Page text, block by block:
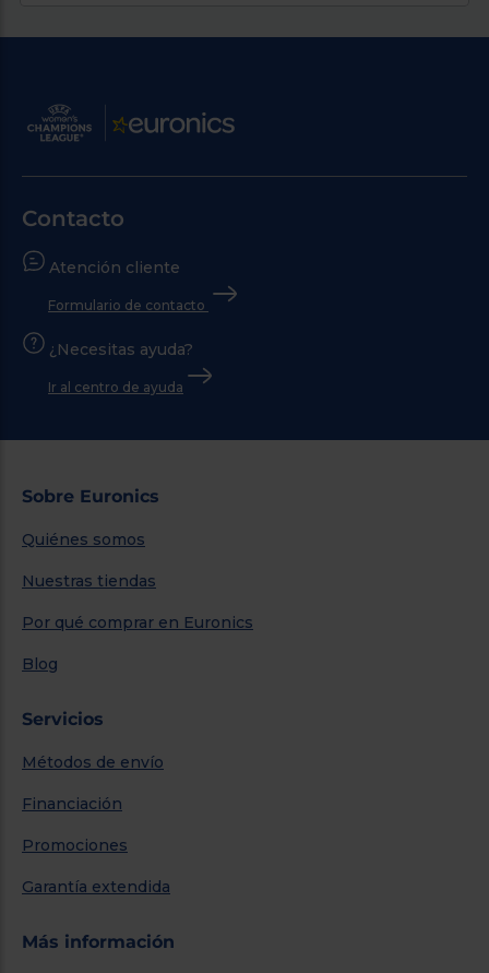
Contacto
Atención cliente
Formulario de contacto
¿Necesitas ayuda?
Ir al centro de ayuda
Sobre Euronics
Quiénes somos
Nuestras tiendas
Por qué comprar en Euronics
Blog
Servicios
Métodos de envío
Financiación
Promociones
Garantía extendida
Más información